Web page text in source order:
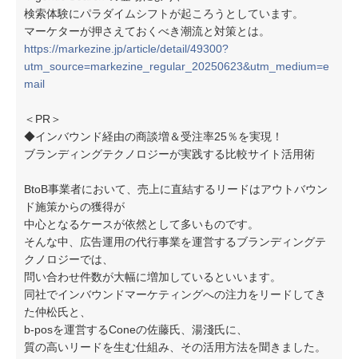
検索体験にパラダイムシフトが起ころうとしています。
マーケターが押さえておくべき潮流と対策とは。
https://markezine.jp/article/detail/49300?
utm_source=markezine_regular_20250623&utm_medium=e
mail
＜PR＞
◆インバウンド経由の商談増＆受注率25％を実現！
ブランディングテクノロジーが実践する比較サイト活用術
BtoB事業者において、売上に直結するリードはアウトバウン
ド施策からの獲得が
中心となるケースが依然として多いものです。
そんな中、広告運用の代行事業を運営するブランディングテ
クノロジーでは、
問い合わせ件数が大幅に増加しているといいます。
同社でインバウンドマーケティングへの注力をリードしてき
た仲松氏と、
b-posを運営するConeの佐藤氏、湯淺氏に、
質の高いリードを生む仕組み、その活用方法を聞きました。